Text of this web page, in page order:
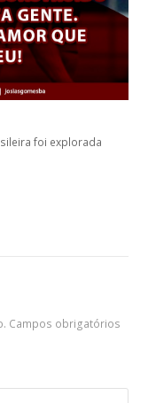
foi explorada
Campos obrigatórios